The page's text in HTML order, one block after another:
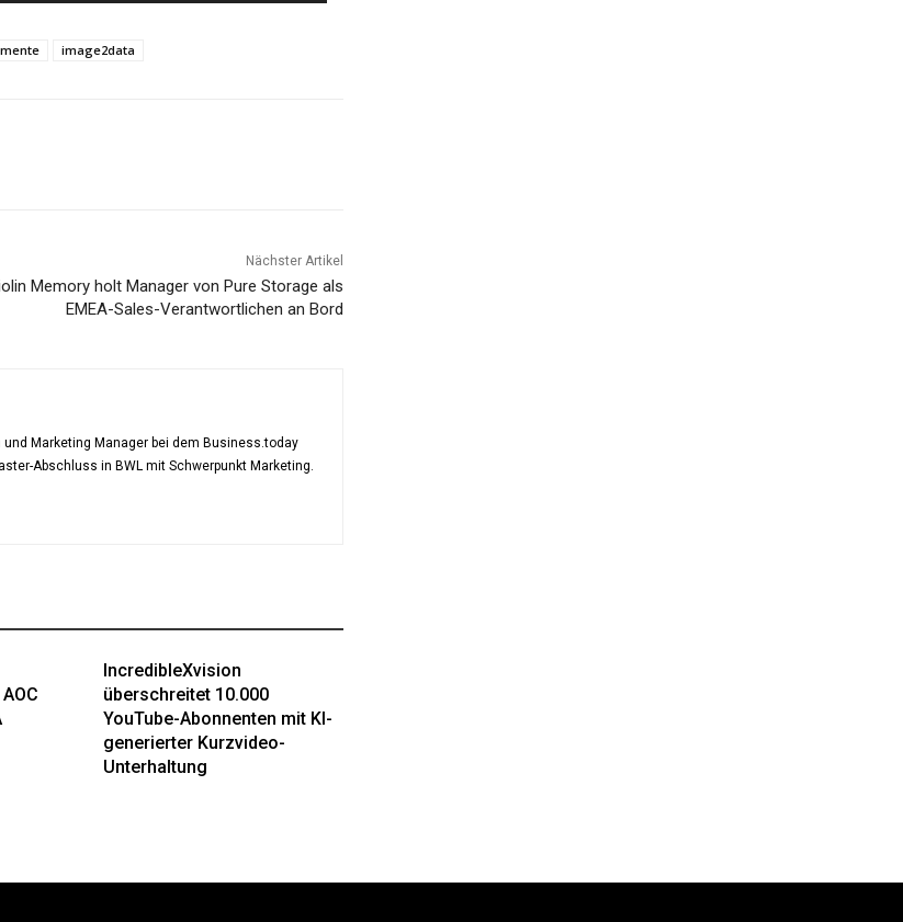
image2data
Nächster Artikel
Memory holt Manager von Pure Storage als
EMEA-Sales-Verantwortlichen an Bord
Marketing Manager bei dem Business.today
Abschluss in BWL mit Schwerpunkt Marketing.
IncredibleXvision
überschreitet 10.000
YouTube-Abonnenten mit KI-
generierter Kurzvideo-
Unterhaltung